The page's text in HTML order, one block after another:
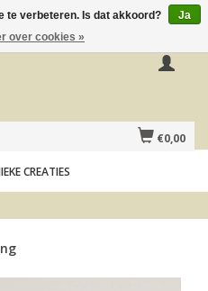
€0,00
CREATIES
te verbeteren. Is dat akkoord?
Ja
over cookies »